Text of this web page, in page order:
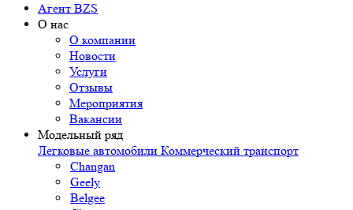
Агент BZS
О нас
О компании
Новости
Услуги
Отзывы
Мероприятия
Вакансии
Модельный ряд
Легковые автомобили Коммерческий транспорт
Changan
Geely
Belgee